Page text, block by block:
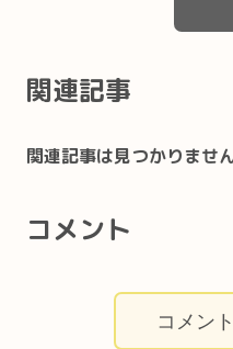
関連記事
関連記事は見つかりませ
コメント
コメン